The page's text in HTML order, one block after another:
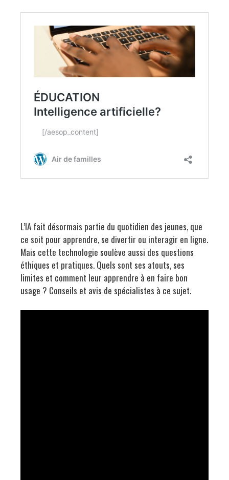
L’IA fait désormais partie du quotidien des jeunes, que
ce soit pour apprendre, se divertir ou interagir en ligne.
Mais cette technologie soulève aussi des questions
éthiques et pratiques. Quels sont ses atouts, ses
limites et comment leur apprendre à en faire bon
usage ? Conseils et avis de spécialistes à ce sujet.